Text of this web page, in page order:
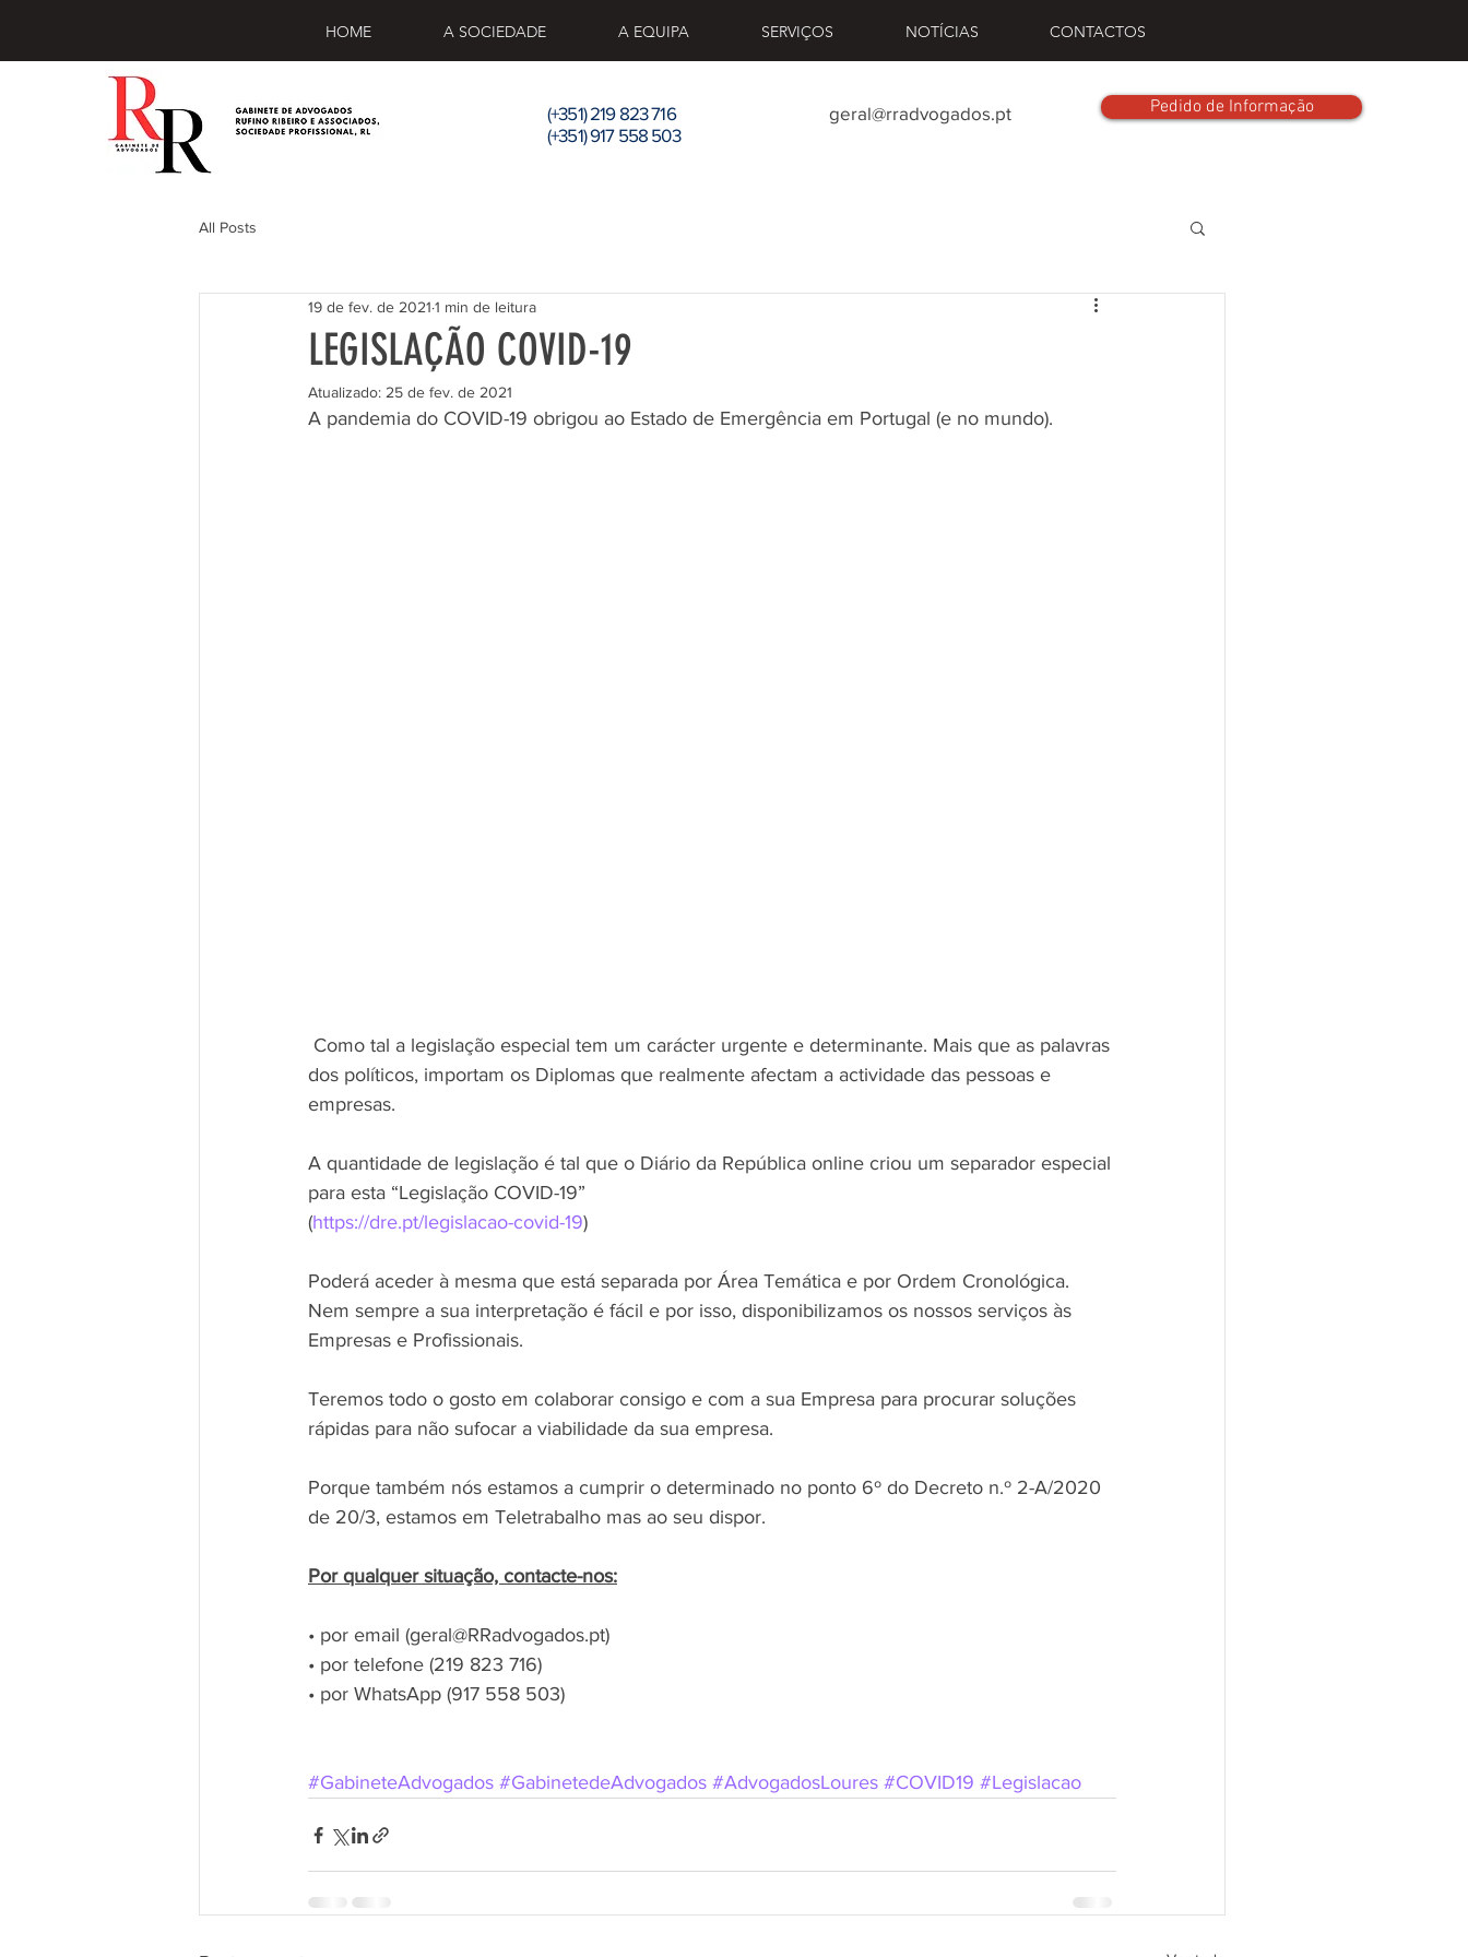
HOME A SOCIEDADE A EQUIPA SERVIÇOS NOTÍCIAS CONTACTOS
(+351) 219 823 716
(+351) 917 558 503
geral@rradvogados.pt Pedido de Informação
All Posts
LEGISLAÇÃO COVID-19
19 de fev. de 2021 1 min de leitura
Atualizado: 25 de fev. de 2021
A pandemia do COVID-19 obrigou ao Estado de Emergência em Portugal (e no mundo).
dos políticos, importam os Diplomas que realmente afectam a actividade das pessoas e
empresas.
A quantidade de legislação é tal que o Diário da República online criou um separador especial
para esta “Legislação COVID-19”
(https://dre.pt/legislacao-covid-19)
Poderá aceder à mesma que está separada por Área Temática e por Ordem Cronológica.
Nem sempre a sua interpretação é fácil e por isso, disponibilizamos os nossos serviços às
Empresas e Profissionais.
Teremos todo o gosto em colaborar consigo e com a sua Empresa para procurar soluções
rápidas para não sufocar a viabilidade da sua empresa.
Porque também nós estamos a cumprir o determinado no ponto 6º do Decreto n.º 2-A/2020
de 20/3, estamos em Teletrabalho mas ao seu dispor.
Por qualquer situação, contacte-nos:
• por email (geral@RRadvogados.pt)
• por telefone (219 823 716)
• por WhatsApp (917 558 503)
#GabineteAdvogados #GabinetedeAdvogados #AdvogadosLoures #COVID19 #Legislacao